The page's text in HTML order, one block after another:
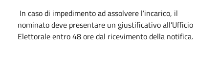
In caso di impedimento ad assolvere l’incarico, il
nominato deve presentare un giustificativo all’Ufficio
Elettorale entro 48 ore dal ricevimento della notifica.